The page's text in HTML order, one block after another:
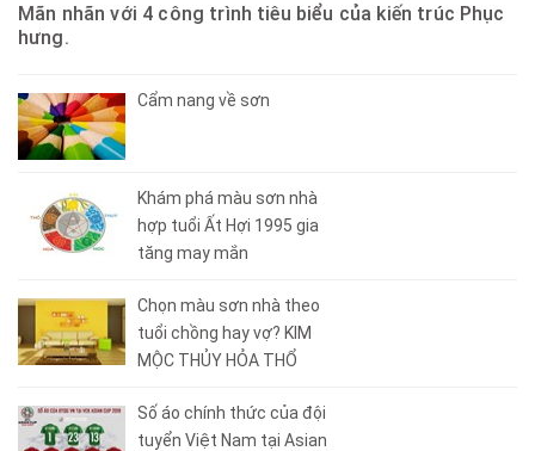
Mãn nhãn với 4 công trình tiêu biểu của kiến trúc Phục
hưng.
Cẩm nang về sơn
Khám phá màu sơn nhà
hợp tuổi Ất Hợi 1995 gia
tăng may mắn
Chọn màu sơn nhà theo
tuổi chồng hay vợ? KIM
MỘC THỦY HỎA THỔ
Số áo chính thức của đội
tuyển Việt Nam tại Asian